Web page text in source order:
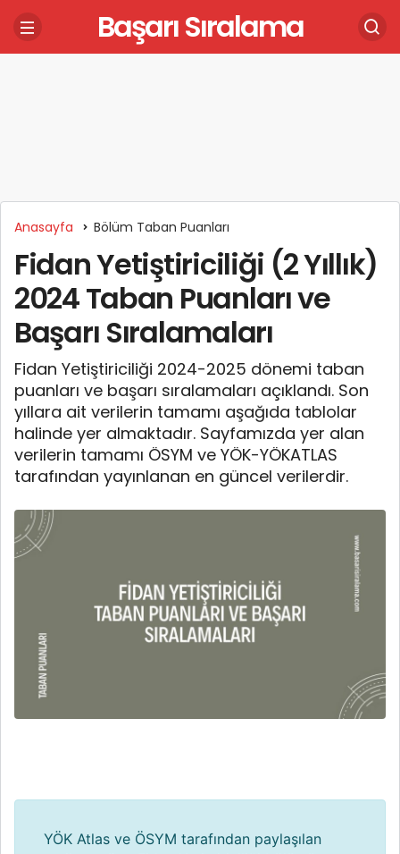
Başarı Sıralama
Anasayfa Bölüm Taban Puanları
Fidan Yetiştiriciliği (2 Yıllık)
2024 Taban Puanları ve
Başarı Sıralamaları
Fidan Yetiştiriciliği 2024-2025 dönemi taban
puanları ve başarı sıralamaları açıklandı. Son
yıllara ait verilerin tamamı aşağıda tablolar
halinde yer almaktadır. Sayfamızda yer alan
verilerin tamamı ÖSYM ve YÖK-YÖKATLAS
tarafından yayınlanan en güncel verilerdir.
YÖK Atlas ve ÖSYM tarafından paylaşılan